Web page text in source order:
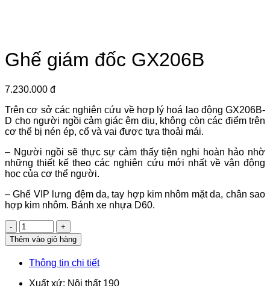
Ghế giám đốc GX206B
7.230.000 đ
Trên cơ sở các nghiên cứu về hợp lý hoá lao động GX206B-
D cho người ngồi cảm giác êm dịu, không còn các điểm trên
cơ thể bị nén ép, cổ và vai được tựa thoải mái.
– Người ngồi sẽ thực sự cảm thấy tiện nghi hoàn hảo nhờ
những thiết kế theo các nghiên cứu mới nhất về vận động
học của cơ thể người.
– Ghế VIP lưng đệm da, tay hợp kim nhôm mặt da, chân sao
hợp kim nhôm. Bánh xe nhựa D60.
Số
lượng
Thêm vào giỏ hàng
Thông tin chi tiết
Xuất xứ: Nội thất 190